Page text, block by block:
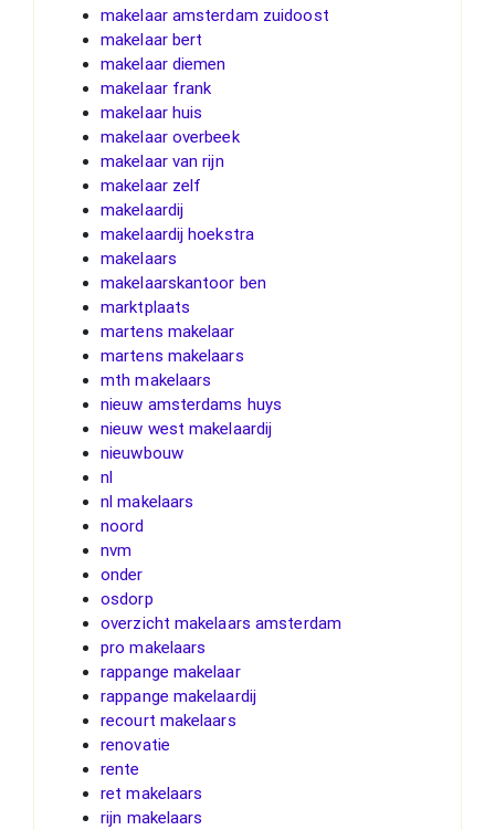
makelaar amsterdam zuidoost
makelaar bert
makelaar diemen
makelaar frank
makelaar huis
makelaar overbeek
makelaar van rijn
makelaar zelf
makelaardij
makelaardij hoekstra
makelaars
makelaarskantoor ben
marktplaats
martens makelaar
martens makelaars
mth makelaars
nieuw amsterdams huys
nieuw west makelaardij
nieuwbouw
nl
nl makelaars
noord
nvm
onder
osdorp
overzicht makelaars amsterdam
pro makelaars
rappange makelaar
rappange makelaardij
recourt makelaars
renovatie
rente
ret makelaars
rijn makelaars